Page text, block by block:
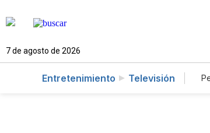
7 de agosto de 2026
Entretenimiento Televisión